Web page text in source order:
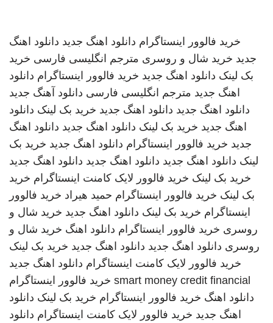
خرید فالوور اینستاگرام دانلود اهنگ جدید دانلود اهنگ
جدید خرید شال و روسری مترجم انگلیسی فارسی خرید
بک لینک دانلود اهنگ جدید خرید فالوور اینستاگرام دانلود
اهنگ جدید مترجم انگلیسی فارسی دانلود آهنگ جدید
دانلود اهنگ جدید دانلود اهنگ جدید خرید بک لینک دانلود
اهنگ جدید خرید بک لینک دانلود اهنگ جدید دانلود اهنگ
جدید خرید فالوور اینستاگرام دانلود اهنگ جدید خرید بک
لینک دانلود اهنگ جدید دانلود اهنگ جدید دانلود اهنگ جدید
خرید بک لینک خرید فالوور لایک کامنت اینستاگرام خرید
بک لینک خرید فالوور اینستاگرام حمید هیراد خرید فالوور
اینستاگرام خرید بک لینک دانلود اهنگ جدید خرید شال و
روسری خرید فالوور اینستاگرام دانلود اهنگ خرید شال و
روسری دانلود اهنگ جدید دانلود اهنگ جدید خرید بک لینک
خرید فالوور لایک کامنت اینستاگرام دانلود اهنگ جدید
smart money credit financial خرید فالوور اینستاگرام
دانلود اهنگ خرید فالوور اینستاگرام خرید بک لینک دانلود
اهنگ جدید خرید فالوور لایک کامنت اینستاگرام دانلود